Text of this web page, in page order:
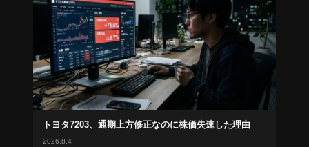
トヨタ7203、通期上方修正なのに株価失速した理由
2026.8.4